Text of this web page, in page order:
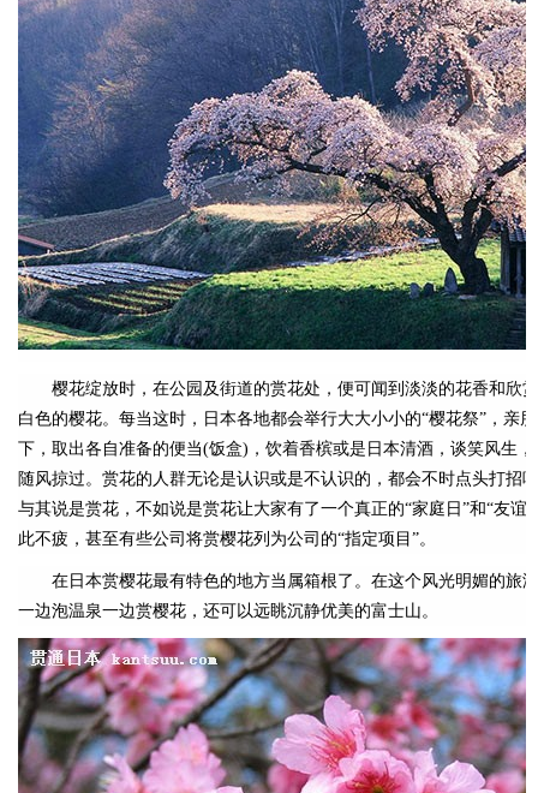
樱花绽放时，在公园及街道的赏花处，便可闻到淡淡的花香和欣
白色的樱花。每当这时，日本各地都会举行大大小小的“樱花祭”，亲
下，取出各自准备的便当(饭盒)，饮着香槟或是日本清酒，谈笑风生
随风掠过。赏花的人群无论是认识或是不认识的，都会不时点头打招
与其说是赏花，不如说是赏花让大家有了一个真正的“家庭日”和“友谊
此不疲，甚至有些公司将赏樱花列为公司的“指定项目”。
在日本赏樱花最有特色的地方当属箱根了。在这个风光明媚的旅
一边泡温泉一边赏樱花，还可以远眺沉静优美的富士山。